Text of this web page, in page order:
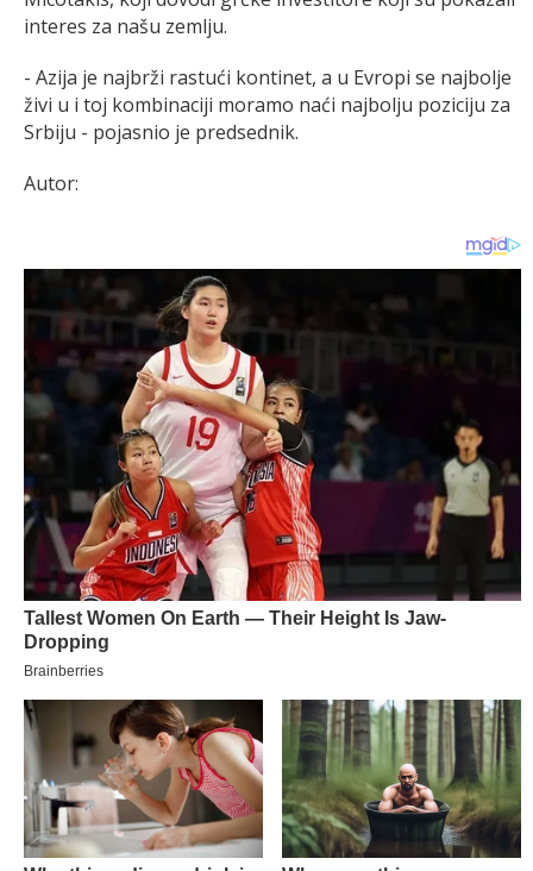
interes za našu zemlju.
- Azija je najbrži rastući kontinet, a u Evropi se najbolje
živi u i toj kombinaciji moramo naći najbolju poziciju za
Srbiju - pojasnio je predsednik.
Autor: